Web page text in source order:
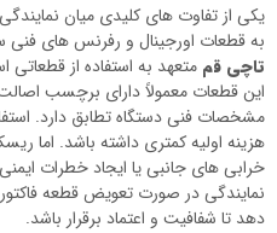
یکی از تفاوت های کلیدی میان
به قطعات اورجینال و رفرنس های فنی
تاچی قم متعهد به استفاده از قطعاتی
این قطعات معمولاً دارای برچسب اصالت
مشخصات فنی دستگاه تطابق دارد.
هزینه اولیه کمتری داشته باشد. اما
خرابی های جانبی یا ایجاد خطرات
نمایندگی در صورت تعویض قطعه
دهد تا شفافیت و اعتماد برقرار باشد.